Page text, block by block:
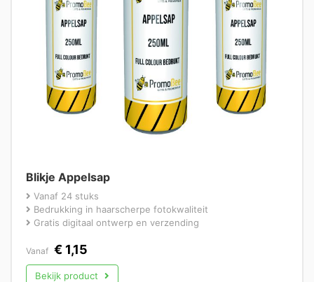
Blikje Appelsap
Vanaf 24 stuks
Bedrukking in haarscherpe fotokwaliteit
Gratis digitaal ontwerp en verzending
Vanaf € 1,15
Bekijk product